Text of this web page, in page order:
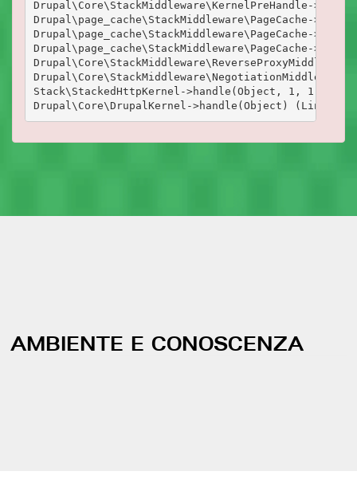
Drupal\Core\StackMiddleware\KernelPreHandle-
Drupal\page_cache\StackMiddleware\PageCache-
Drupal\page_cache\StackMiddleware\PageCache-
Drupal\page_cache\StackMiddleware\PageCache-
Stack\StackedHttpKernel->handle(Object, 1, 1)
AMBIENTE E CONOSCENZA